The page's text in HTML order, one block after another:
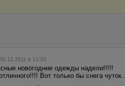
в 13:33
новогодние одежды надели!!!!!
Вот только бы снега